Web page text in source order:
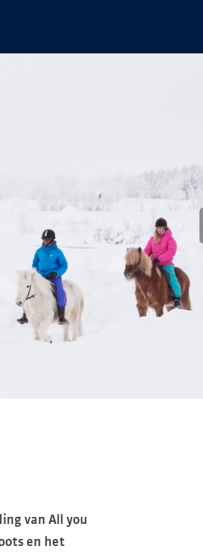
van All you
en het